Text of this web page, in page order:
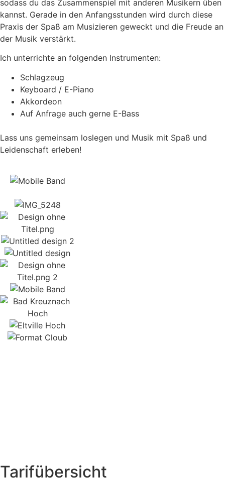
sodass du das Zusammenspiel mit anderen Musikern üben
kannst. Gerade in den Anfangsstunden wird durch diese
Praxis der Spaß am Musizieren geweckt und die Freude an
der Musik verstärkt.
Ich unterrichte an folgenden Instrumenten:
Schlagzeug
Keyboard / E-Piano
Akkordeon
Auf Anfrage auch gerne E-Bass
Lass uns gemeinsam loslegen und Musik mit Spaß und
Leidenschaft erleben!
Tarifübersicht